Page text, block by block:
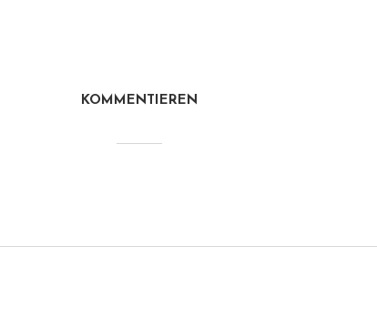
KOMMENTIEREN